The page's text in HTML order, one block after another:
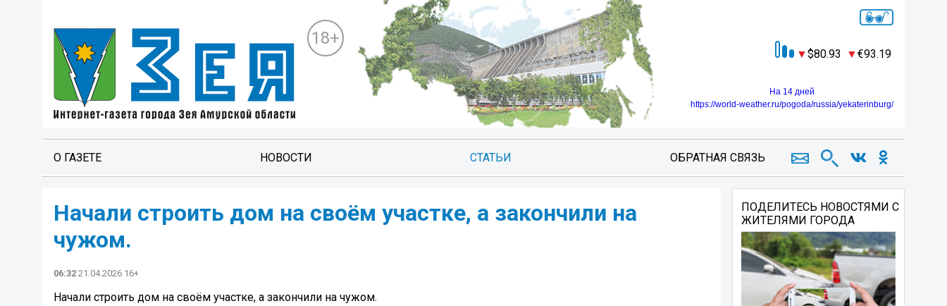
18+
80.93 93.19
На 14 дней
https://world-weather.ru/pogoda/russia/yekaterinburg/
О ГАЗЕТЕ НОВОСТИ СТАТЬИ ОБРАТНАЯ СВЯЗЬ
Начали строить дом на своём участке, а закончили на
чужом.
06:32 21.04.2026 16+
Начали строить дом на своём участке, а закончили на чужом.
ПОДЕЛИТЕСЬ НОВОСТЯМИ С
ЖИТЕЛЯМИ ГОРОДА